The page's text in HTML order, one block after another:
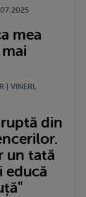
mea
| VINERI,
ruptă din
un tată
educă